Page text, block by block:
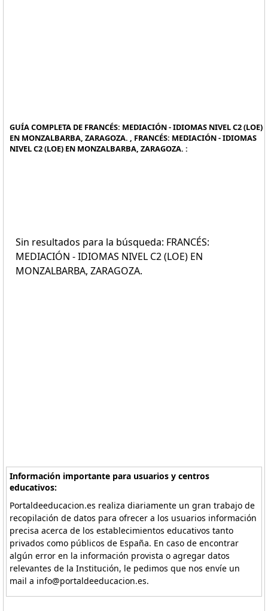
GUÍA COMPLETA DE FRANCÉS: MEDIACIÓN - IDIOMAS NIVEL C2 (LOE)
EN MONZALBARBA, ZARAGOZA. , FRANCÉS: MEDIACIÓN - IDIOMAS
NIVEL C2 (LOE) EN MONZALBARBA, ZARAGOZA. :
Sin resultados para la búsqueda: FRANCÉS:
MEDIACIÓN - IDIOMAS NIVEL C2 (LOE) EN
MONZALBARBA, ZARAGOZA.
Información importante para usuarios y centros
educativos:
Portaldeeducacion.es realiza diariamente un gran trabajo de
recopilación de datos para ofrecer a los usuarios información
precisa acerca de los establecimientos educativos tanto
privados como públicos de España. En caso de encontrar
algún error en la información provista o agregar datos
relevantes de la Institución, le pedimos que nos envíe un
mail a info@portaldeeducacion.es.